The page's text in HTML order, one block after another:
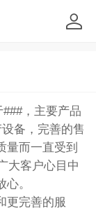
，主要产品
备，完善的售
量而一直受到
大客户心目中
。
完善的服